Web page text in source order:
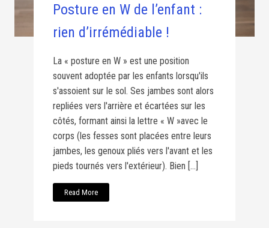
Posture en W de l’enfant :
rien d’irrémédiable !
La « posture en W » est une position
souvent adoptée par les enfants lorsqu'ils
s'assoient sur le sol. Ses jambes sont alors
repliées vers l'arrière et écartées sur les
côtés, formant ainsi la lettre « W »avec le
corps (les fesses sont placées entre leurs
jambes, les genoux pliés vers l'avant et les
pieds tournés vers l'extérieur). Bien […]
Read More